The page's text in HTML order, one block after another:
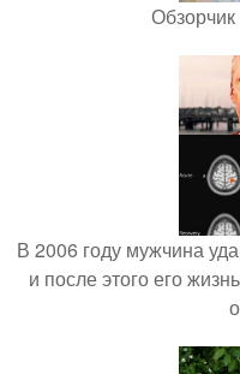
В 2006 году мужчина
и после этого его